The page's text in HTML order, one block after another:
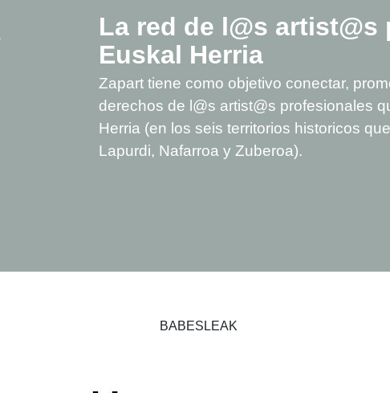
La red de l@s
Euskal Herria
Zapart tiene como objetivo conectar,
derechos de l@s artist@s profesionales
Herria (en los seis territorios historicos
Lapurdi, Nafarroa y Zuberoa).
BABESLEAK